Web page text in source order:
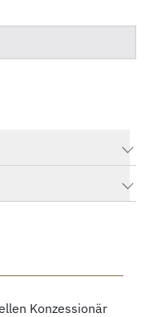
Konzessionär